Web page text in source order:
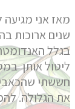
מאז אני
שנים ארוכות
בגלל
ליטול אותן
חששתי
את הגלולה.